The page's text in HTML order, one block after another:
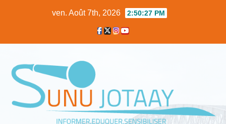
ven. Août 7th, 2026 2:50:28 PM